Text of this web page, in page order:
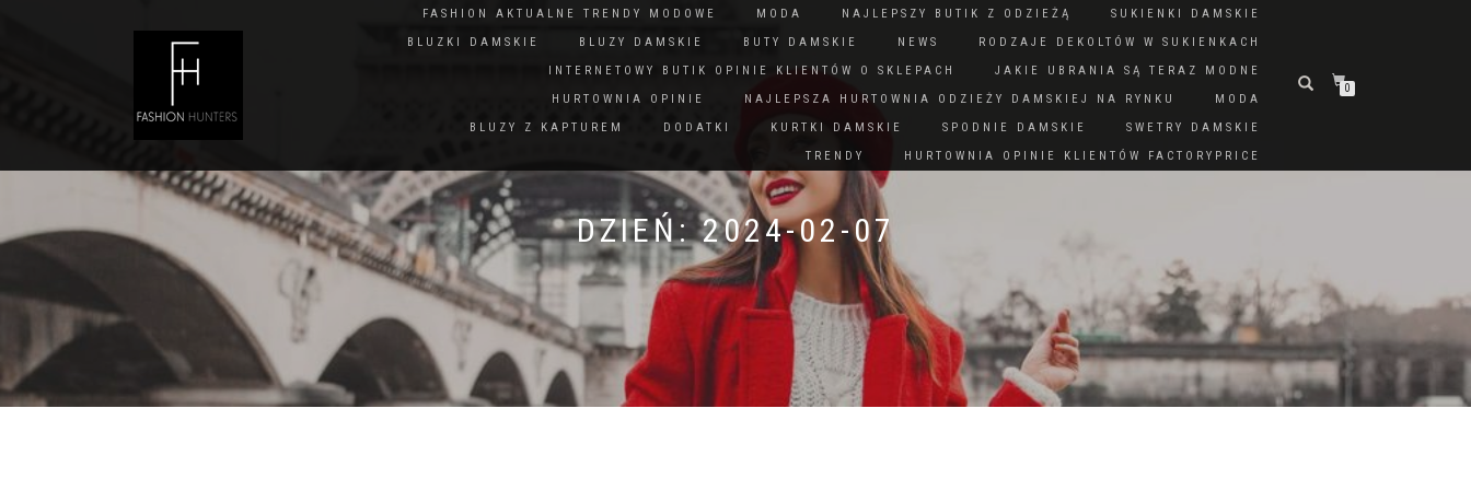
FASHION AKTUALNE TRENDY MODOWE MODA NAJLEPSZY BUTIK Z ODZIEŻĄ
SUKIENKI DAMSKIE
BLUZKI DAMSKIE
BLUZY DAMSKIE BUTY DAMSKIE NEWS
RODZAJE DEKOLTÓW W SUKIENKACH
INTERNETOWY BUTIK OPINIE KLIENTÓW O SKLEPACH
JAKIE UBRANIA SĄ TERAZ MODNE
HURTOWNIA OPINIE
NAJLEPSZA HURTOWNIA ODZIEŻY DAMSKIEJ NA RYNKU
MODA
BLUZY Z KAPTUREM
DODATKI KURTKI DAMSKIE SPODNIE DAMSKIE
SWETRY DAMSKIE
TRENDY
HURTOWNIA OPINIE KLIENTÓW FACTORYPRICE
0
DZIEŃ:2024-02-07